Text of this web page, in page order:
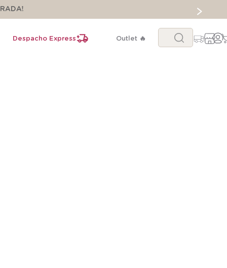
Despacho Express Outlet 🔥
Buscar...